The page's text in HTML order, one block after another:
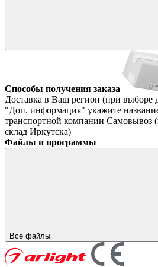
Способы получения заказа
Доставка в Ваш регион (при выборе
"Доп. информация" укажите
транспортной компании Самовывоз
склад Иркутска)
Файлы и программы
Все файлы